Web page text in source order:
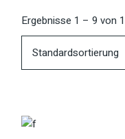
Ergebnisse 1 – 9 von